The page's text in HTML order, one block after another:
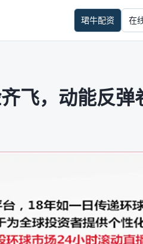
珺牛配资 在
飞，动能反弹